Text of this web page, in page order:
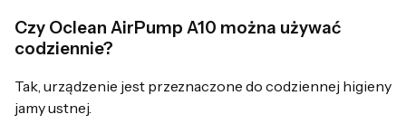
Czy Oclean AirPump A10 można używać
codziennie?
Tak, urządzenie jest przeznaczone do codziennej higieny
jamy ustnej.